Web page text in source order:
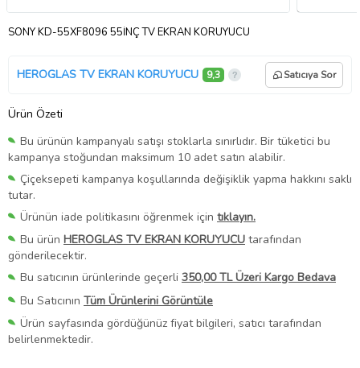
SONY KD-55XF8096 55İNÇ TV EKRAN KORUYUCU
HEROGLAS TV EKRAN KORUYUCU 9,3 Satıcıya Sor
Ürün Özeti
Bu ürünün kampanyalı satışı stoklarla sınırlıdır. Bir tüketici bu
kampanya stoğundan maksimum 10 adet satın alabilir.
Çiçeksepeti kampanya koşullarında değişiklik yapma hakkını saklı
tutar.
Ürünün iade politikasını öğrenmek için tıklayın.
Bu ürün HEROGLAS TV EKRAN KORUYUCU tarafından
gönderilecektir.
Bu satıcının ürünlerinde geçerli 350,00 TL Üzeri Kargo Bedava
Bu Satıcının Tüm Ürünlerini Görüntüle
Ürün sayfasında gördüğünüz fiyat bilgileri, satıcı tarafından
belirlenmektedir.